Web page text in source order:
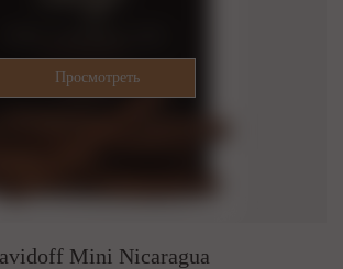
Mini Nicaragua